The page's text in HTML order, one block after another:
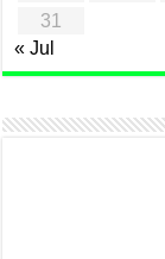
31
« Jul